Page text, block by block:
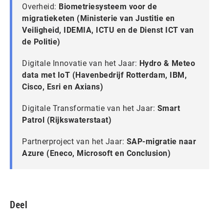
Overheid: Biometriesysteem voor de
migratieketen (Ministerie van Justitie en
Veiligheid, IDEMIA, ICTU en de Dienst ICT van
de Politie)
Digitale Innovatie van het Jaar: Hydro & Meteo
data met IoT (Havenbedrijf Rotterdam, IBM,
Cisco, Esri en Axians)
Digitale Transformatie van het Jaar: Smart
Patrol (Rijkswaterstaat)
Partnerproject van het Jaar: SAP-migratie naar
Azure (Eneco, Microsoft en Conclusion)
Deel